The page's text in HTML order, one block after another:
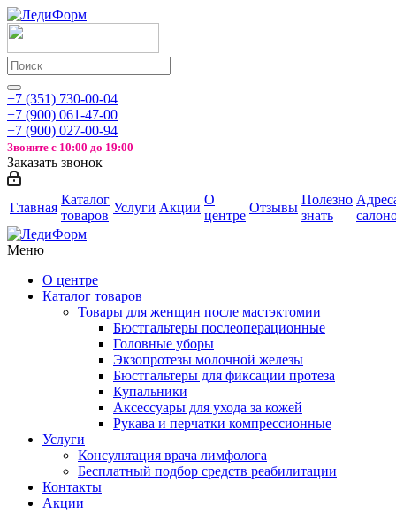
+7 (351) 730-00-04
+7 (900) 061-47-00
+7 (900) 027-00-94
Звоните с 10:00 до 19:00
Заказать звонок
Главная
Каталог
товаров
Услуги Акции
О
центре
Отзывы
Полезно
знать
Меню
О центре
Каталог товаров
Товары для женщин после мастэктомии
Бюстгальтеры послеоперационные
Головные уборы
Экзопротезы молочной железы
Бюстгальтеры для фиксации протеза
Купальники
Аксессуары для ухода за кожей
Рукава и перчатки компрессионные
Услуги
Консультация врача лимфолога
Бесплатный подбор средств реабилитации
Контакты
Акции